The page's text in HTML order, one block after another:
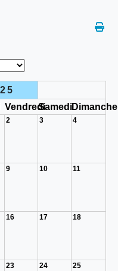
VendrediSamediDimanche
2 3 4
9 10 11
16 17 18
23 24 25